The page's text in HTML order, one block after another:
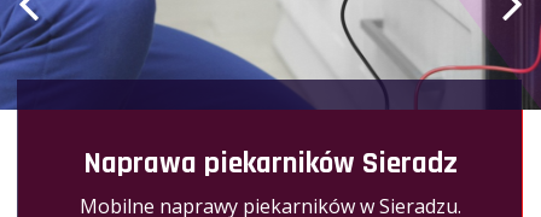
Naprawa piekarników Sieradz
Mobilne naprawy piekarników w Sieradzu.